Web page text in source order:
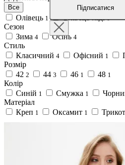
Все
Олівець 1 Олівець міді1
Сезон
Зима 4 Осінь 4
Стиль
Класичний 4 Офісний 1
Розмір
42 2 44 3 46 1 48 1
Колір
Синій 1 Смужка 1
Матеріал
Креп 1 Оксамит 1
Підписатися